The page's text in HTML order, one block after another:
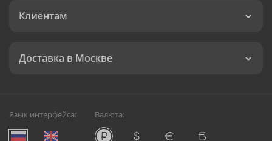
Клиентам
Доставка в Москве
Язык интерфейса: Валюта: